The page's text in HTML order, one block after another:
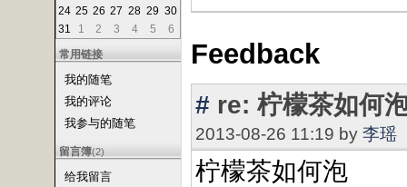
24 25 26 27 28 29 30
31
1 2 3 4 5
6
常用链接
我的随笔
我的评论
我参与的随笔
留言簿(2)
给我留言
Feedback
# re: 柠檬茶如何
2013-08-26 11:19 by 李瑶
柠檬茶如何泡